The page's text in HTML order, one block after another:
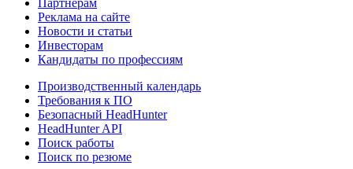
Реклама на сайте
Новости и статьи
Инвесторам
Кандидаты по профессиям
Производственный календарь
Требования к ПО
Безопасный HeadHunter
HeadHunter API
Поиск работы
Поиск по резюме